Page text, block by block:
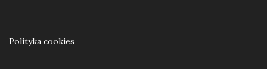
Polityka cookies